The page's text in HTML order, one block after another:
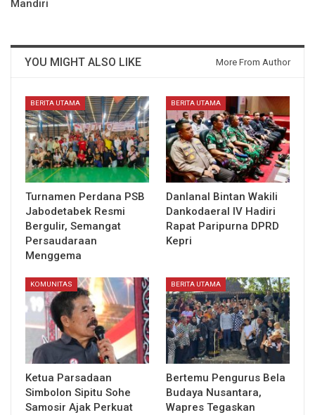
Mandiri
YOU MIGHT ALSO LIKE More From Author
BERITA UTAMA
Turnamen Perdana PSB
Jabodetabek Resmi
Bergulir, Semangat
Persaudaraan
Menggema
BERITA UTAMA
Danlanal Bintan Wakili
Dankodaeral IV Hadiri
Rapat Paripurna DPRD
Kepri
KOMUNITAS
Ketua Parsadaan
Simbolon Sipitu Sohe
Samosir Ajak Perkuat
BERITA UTAMA
Bertemu Pengurus Bela
Budaya Nusantara,
Wapres Tegaskan